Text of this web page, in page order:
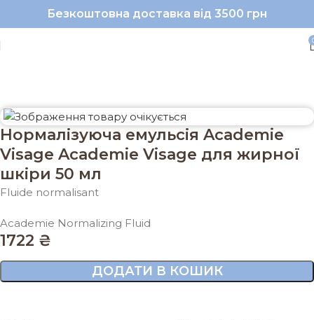
Безкоштовна доставка від 3500 грн
Нормалізуюча емульсія Academie
Visage Academie Visage для жирної
шкіри 50 мл
Fluide normalisant
Academie Normalizing Fluid
1722 ₴
ДОДАТИ В КОШИК